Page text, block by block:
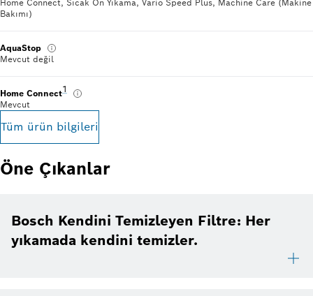
Home Connect, Sıcak Ön Yıkama, Vario Speed Plus, Machine Care (Makine
Bakımı)
AquaStop
Mevcut değil
Home ConnectDipnot 1: Yarını bugünden yaşamak için akıllı telefon ve
1
Mevcut
Tüm ürün bilgileri
Öne Çıkanlar
Bosch Kendini Temizleyen Filtre: Her
yıkamada kendini temizler.